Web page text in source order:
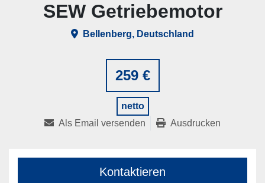
259 €
netto
SEW Getriebemotor
Bellenberg, Deutschland
Als Email versenden Ausdrucken
Kontaktieren